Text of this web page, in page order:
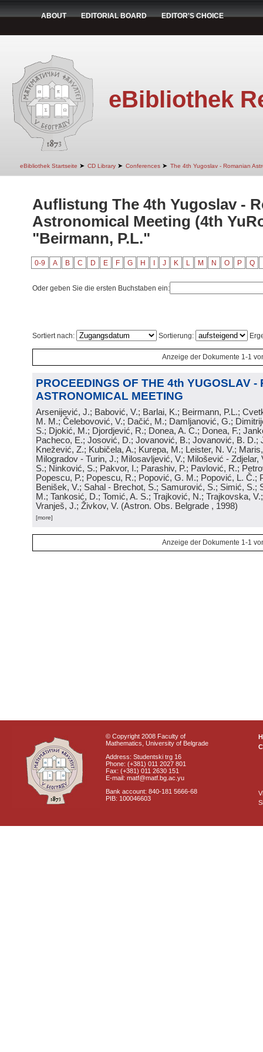
ABOUT EDITORIAL BOARD EDITOR'S CHOICE
eBibliothek
eBibliothek Startseite ➤ CD Library ➤ Conferences ➤ The 4th Yugoslav - Romanian
Auflistung The 4th Yugoslav -
Astronomical Meeting (4th
"Beirmann, P.L."
0-9 A B C D E F G H J K L M N O P Q
Oder geben Sie die ersten Buchstaben ein:
Sortiert nach: Sortierung:
Anzeige der Dokumente 1-1
PROCEEDINGS OF THE 4th YUGOSLAV -
ASTRONOMICAL MEETING
Arsenijević, J.; Babović, V.; Barlai, K.; Beirmann, P.L.;
M. M.; Čelebovović, V.; Dačić, M.; Damljanović, G.;
S.; Djokić, M.; Djordjević, R.; Donea, A. C.; Donea, F.;
Pacheco, E.; Josović, D.; Jovanović, B.; Jovanović, B. D.;
Knežević, Z.; Kubičela, A.; Kurepa, M.; Leister, N. V.;
Milogradov - Turin, J.; Milosavljević, V.; Milošević - Zdjelar,
S.; Ninković, S.; Pakvor, I.; Parashiv, P.; Pavlović, R.;
Popescu, P.; Popescu, R.; Popović, G. M.; Popović, L. Č.;
Benišek, V.; Sahal - Brechot, S.; Samurović, S.; Simić, S.;
M.; Tankosić, D.; Tomić, A. S.; Trajković, N.; Trajkovska,
Vranješ, J.; Živkov, V. (Astron. Obs. Belgrade , 1998)
[more]
Anzeige der Dokumente 1-1
© Copyright 2008 Faculty of
Mathematics, University of Belgrade
Address: Studentski trg 16
Phone: (+381) 011 2027 801
Fax: (+381) 011 2630 151
E-mail: matf@matf.bg.ac.yu
Bank account: 840-181 5666-68
PIB: 100046603